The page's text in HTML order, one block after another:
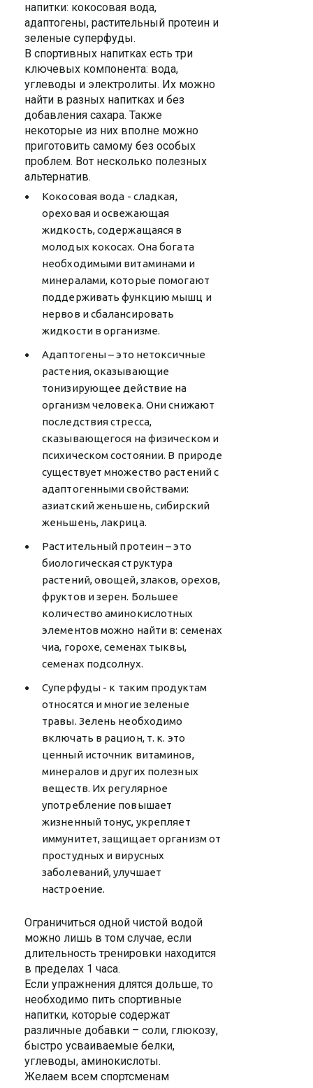
напитки: кокосовая вода,
адаптогены, растительный протеин и
зеленые суперфуды.
В спортивных напитках есть три
ключевых компонента: вода,
углеводы и электролиты. Их можно
найти в разных напитках и без
добавления сахара. Также
некоторые из них вполне можно
приготовить самому без особых
проблем. Вот несколько полезных
альтернатив.
Кокосовая вода - сладкая,
ореховая и освежающая
жидкость, содержащаяся в
молодых кокосах. Она богата
необходимыми витаминами и
минералами, которые помогают
поддерживать функцию мышц и
нервов и сбалансировать
жидкости в организме.
Адаптогены – это нетоксичные
растения, оказывающие
тонизирующее действие на
организм человека. Они снижают
последствия стресса,
сказывающегося на физическом и
психическом состоянии. В природе
существует множество растений с
адаптогенными свойствами:
азиатский женьшень, сибирский
женьшень, лакрица.
Растительный протеин – это
биологическая структура
растений, овощей, злаков, орехов,
фруктов и зерен. Большее
количество аминокислотных
элементов можно найти в: семенах
чиа, горохе, семенах тыквы,
семенах подсолнух.
Суперфуды - к таким продуктам
относятся и многие зеленые
травы. Зелень необходимо
включать в рацион, т. к. это
ценный источник витаминов,
минералов и других полезных
веществ. Их регулярное
употребление повышает
жизненный тонус, укрепляет
иммунитет, защищает организм от
простудных и вирусных
заболеваний, улучшает
настроение.
Ограничиться одной чистой водой
можно лишь в том случае, если
длительность тренировки находится
в пределах 1 часа.
Если упражнения длятся дольше, то
необходимо пить спортивные
напитки, которые содержат
различные добавки – соли, глюкозу,
быстро усваиваемые белки,
углеводы, аминокислоты.
Желаем всем спортсменам